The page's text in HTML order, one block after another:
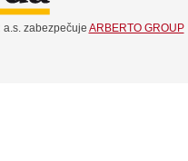
a.s. zabezpečuje ARBERTO GROUP